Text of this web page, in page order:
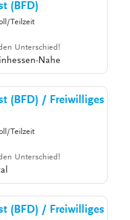
(BFD)
Teilzeit
Unterschied!
Nahe
(BFD) / Freiwilliges
Teilzeit
Unterschied!
(BFD) / Freiwilliges